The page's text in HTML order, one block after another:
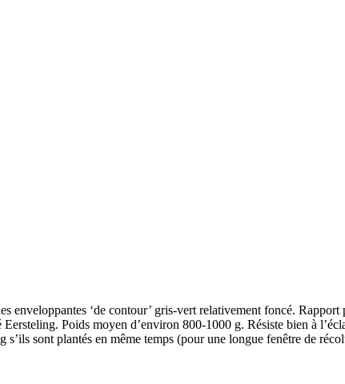
enveloppantes ‘de contour’ gris-vert relativement foncé.
Poids moyen d’environ 800-1000 g. Résiste bien à
sont plantés en même temps (pour une longue fenêtre de